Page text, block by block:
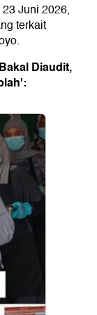
Juni 2026,
terkait
Diaudit,